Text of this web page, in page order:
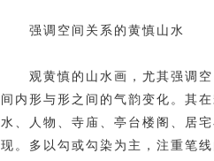
强调空间关系的黄慎山水
观黄慎的山水画，尤其强调
间内形与形之间的气韵变化。其
水、人物、寺庙、亭台楼阁、居
现。多以勾或勾染为主，注重笔